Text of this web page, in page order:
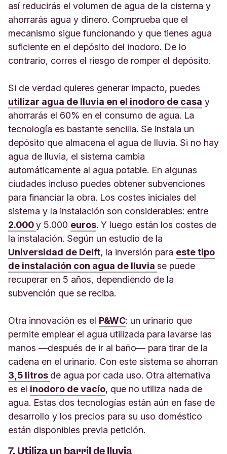
así reducirás el volumen de agua de la cisterna y
ahorrarás agua y dinero. Comprueba que el
mecanismo sigue funcionando y que tienes agua
suficiente en el depósito del inodoro. De lo
contrario, corres el riesgo de romper el depósito.
Si de verdad quieres generar impacto, puedes
utilizar agua de lluvia en el inodoro de casa y
ahorrarás el 60% en el consumo de agua. La
tecnología es bastante sencilla. Se instala un
depósito que almacena el agua de lluvia. Si no hay
agua de lluvia, el sistema cambia
automáticamente al agua potable. En algunas
ciudades incluso puedes obtener subvenciones
para financiar la obra. Los costes iniciales del
sistema y la instalación son considerables: entre
2.000y 5.000 euros. Y luego están los costes de
la instalación. Según un estudio de la
Universidad de Delft, la inversión para este tipo
de instalación con agua de lluvia se puede
recuperar en 5 años, dependiendo de la
subvención que se reciba.
Otra innovación es el P&WC: un urinario que
permite emplear el agua utilizada para lavarse las
manos —después de ir al baño— para tirar de la
cadena en el urinario. Con este sistema se ahorran
3,5 litros de agua por cada uso. Otra alternativa
es el inodoro de vacío, que no utiliza nada de
agua. Estas dos tecnologías están aún en fase de
desarrollo y los precios para su uso doméstico
están disponibles previa petición.
7. Utiliza un barril de lluvia